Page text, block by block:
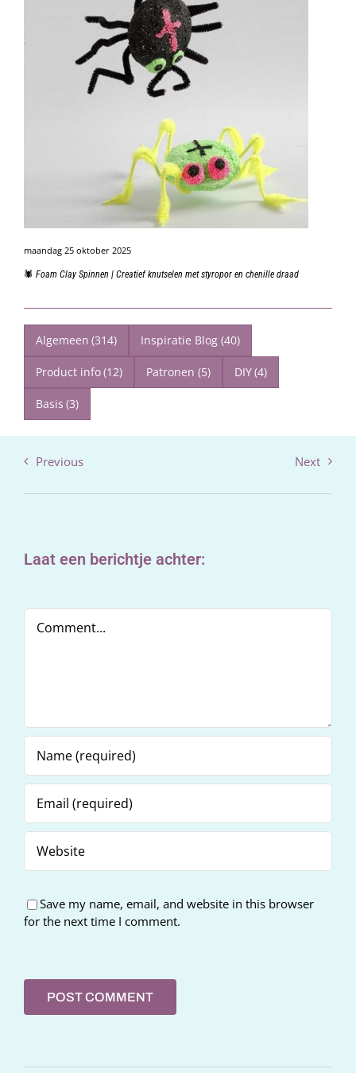
maandag 25 oktober 2025
🕷️ Foam Clay Spinnen | Creatief knutselen met styropor en chenille draad
Algemeen (314) Inspiratie Blog (40)
Product info(12) Patronen (5) DIY(4)
Basis (3)
Previous Next
Laat een berichtje achter:
Comment
Save my name, email, and website in this browser
for the next time I comment.